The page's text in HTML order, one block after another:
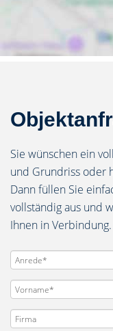
Sie wünschen ein
und Grundriss oder
Dann füllen Sie
vollständig aus und
Ihnen in Verbindung.